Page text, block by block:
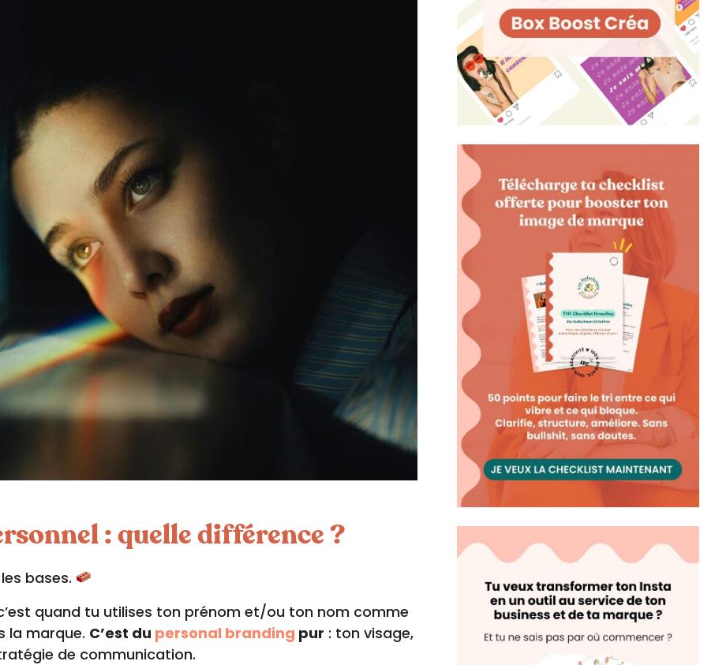
: quelle différence ?
bases.
quand tu utilises ton prénom et/ou ton nom comme
la marque. C’est du personal branding pur : ton visage,
de communication.